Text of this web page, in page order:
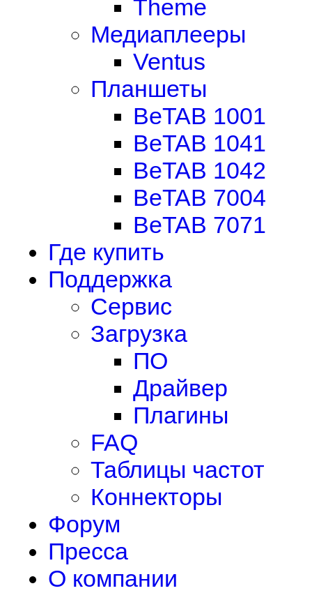
Theme
Медиаплееры
Ventus
Планшеты
BeTAB 1001
BeTAB 1041
BeTAB 1042
BeTAB 7004
BeTAB 7071
Где купить
Поддержка
Сервис
Загрузка
ПО
Драйвер
Плагины
FAQ
Таблицы частот
Коннекторы
Форум
Пресса
О компании